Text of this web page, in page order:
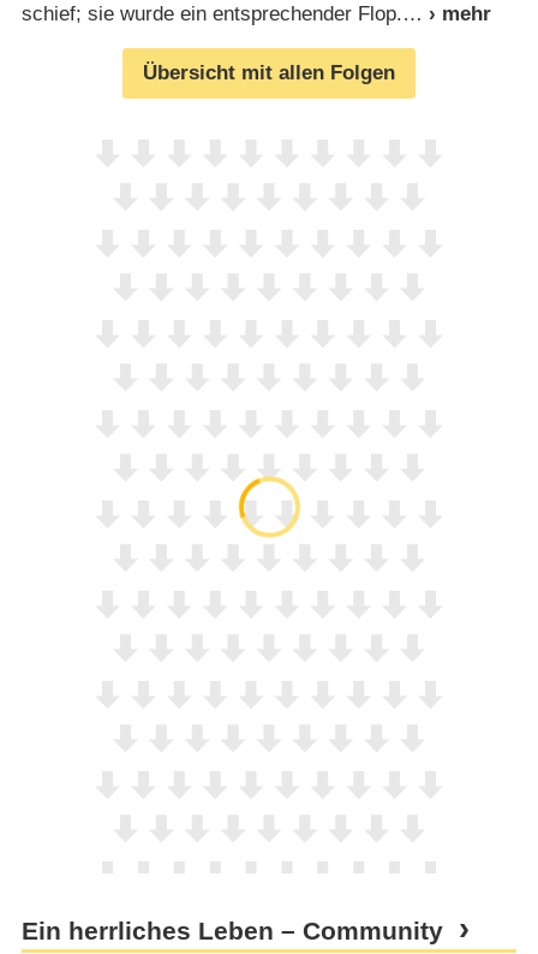
schief; sie wurde ein entsprechender Flop.
Übersicht mit allen Folgen
Ein herrliches Leben – Community